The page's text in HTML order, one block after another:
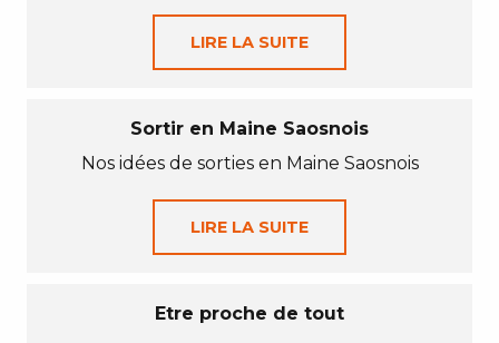
LIRE LA SUITE
Sortir en Maine Saosnois
Nos idées de sorties en Maine Saosnois
LIRE LA SUITE
Etre proche de tout